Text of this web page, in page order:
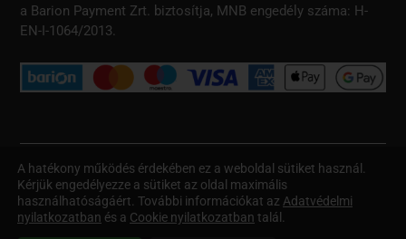
a Barion Payment Zrt. biztosítja, MNB engedély száma: H-
EN-I-1064/2013.
© Copyright 2021 – A weboldalon szereplő minden szöveges és
képi információt szerzői jog véd. Minden jog fenntartva. Az oldalt
készítette: e-Creations web design –
A hatékony működés érdekében ez a weboldal sütiket használ.
Kérjük engedélyezze a sütiket az oldal maximális
használhatóságáért. További információkat az Adatvédelmi
nyilatkozatban és a Cookie nyilatkozatban talál.